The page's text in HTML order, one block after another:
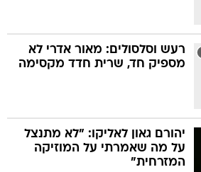
רעש וסלסולים: מאור אדרי לא
מספיק חד, שרית חדד מקסימה
יהורם גאון לאליקו: "לא מתנצל
על מה שאמרתי על המוזיקה
המזרחית"